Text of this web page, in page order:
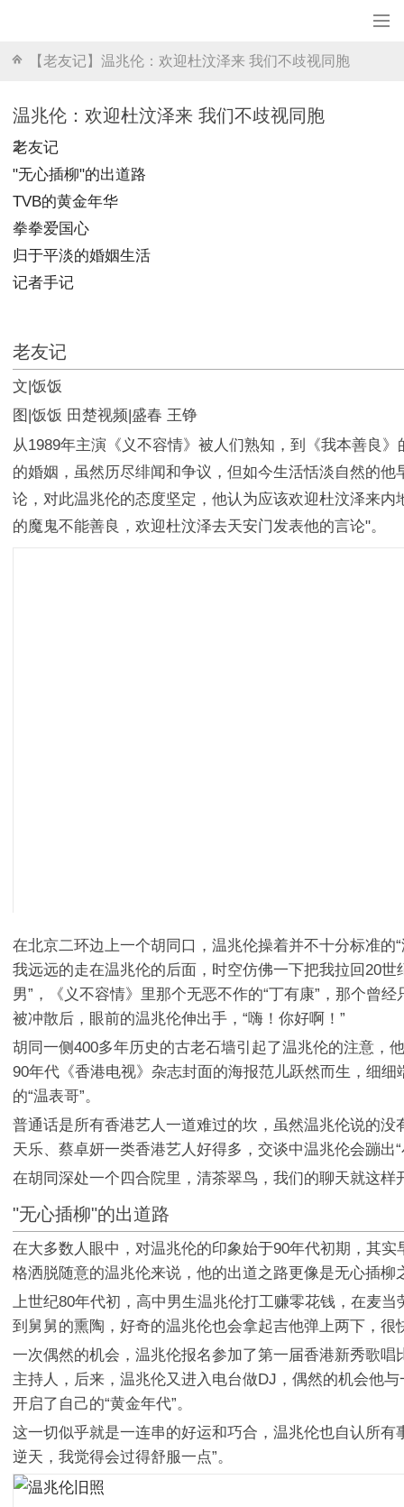
【老友记】温兆伦：欢迎杜汶泽来 我们不歧视同胞
温兆伦：欢迎杜汶泽来 我们不歧视同胞
2
老友记
"无心插柳"的出道路
TVB的黄金年华
拳拳爱国心
归于平淡的婚姻生活
记者手记
老友记
文|饭饭
图|饭饭 田楚视频|盛春 王铮
从1989年主演《义不容情》被人们熟知，到《我本善良
的婚姻，虽然历尽绯闻和争议，但如今生活恬淡自然的
论，对此温兆伦的态度坚定，他认为应该欢迎杜汶泽来
的魔鬼不能善良，欢迎杜汶泽去天安门发表他的言论"。
在北京二环边上一个胡同口，温兆伦操着并不十分标准
我远远的走在温兆伦的后面，时空仿佛一下把我拉回20
男”，《义不容情》里那个无恶不作的“丁有康”，那个曾
被冲散后，眼前的温兆伦伸出手，“嗨！你好啊！”
胡同一侧400多年历史的古老石墙引起了温兆伦的注意，
90年代《香港电视》杂志封面的海报范儿跃然而生，细
的“温表哥”。
普通话是所有香港艺人一道难过的坎，虽然温兆伦说的
天乐、蔡卓妍一类香港艺人好得多，交谈中温兆伦会蹦出
在胡同深处一个四合院里，清茶翠鸟，我们的聊天就这样
"无心插柳"的出道路
在大多数人眼中，对温兆伦的印象始于90年代初期，其
格洒脱随意的温兆伦来说，他的出道之路更像是无心插柳
上世纪80年代初，高中男生温兆伦打工赚零花钱，在麦
到舅舅的熏陶，好奇的温兆伦也会拿起吉他弹上两下，
一次偶然的机会，温兆伦报名参加了第一届香港新秀歌
主持人，后来，温兆伦又进入电台做DJ，偶然的机会他
开启了自己的“黄金年代”。
这一切似乎就是一连串的好运和巧合，温兆伦也自认所
逆天，我觉得会过得舒服一点”。